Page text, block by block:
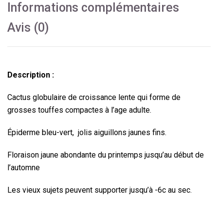
Informations complémentaires
Avis (0)
Description :
Cactus globulaire de croissance lente qui forme de
grosses touffes compactes à l’age adulte.
Épiderme bleu-vert, jolis aiguillons jaunes fins.
Floraison jaune abondante du printemps jusqu’au début de
l’automne
Les vieux sujets peuvent supporter jusqu’à -6c au sec.